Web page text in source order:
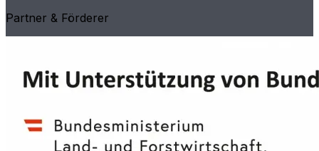
Partner & Förderer